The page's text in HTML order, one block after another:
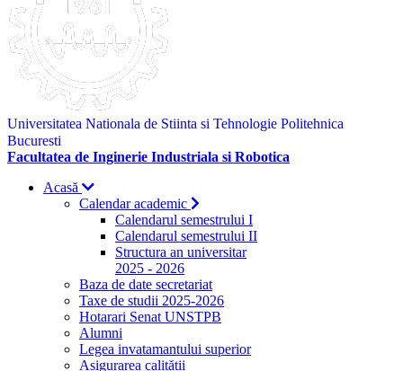
Universitatea Nationala de Stiinta si Tehnologie Politehnica
Bucuresti
Facultatea de Inginerie Industriala si Robotica
Acasă
Calendar academic
Calendarul semestrului I
Calendarul semestrului II
Structura an universitar
2025 - 2026
Baza de date secretariat
Taxe de studii 2025-2026
Hotarari Senat UNSTPB
Alumni
Legea invatamantului superior
Asigurarea calității